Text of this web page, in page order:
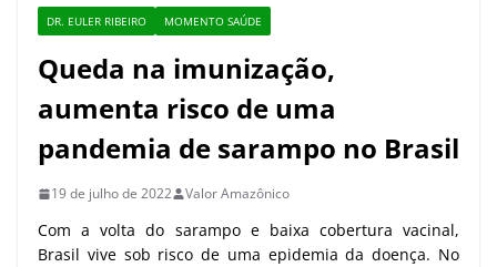
DR. EULER RIBEIRO MOMENTO SAÚDE
Queda na imunização,
aumenta risco de uma
pandemia de sarampo no Brasil
19 de julho de 2022 Valor Amazônico
Com a volta do sarampo e baixa cobertura vacinal,
Brasil vive sob risco de uma epidemia da doença. No